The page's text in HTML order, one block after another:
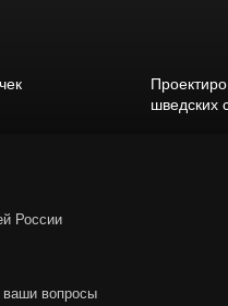
шведских
России
ваши вопросы